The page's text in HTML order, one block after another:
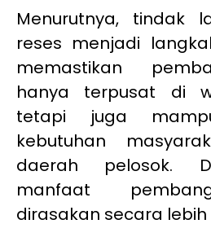
Menurutnya, tindak
reses menjadi
memastikan
hanya terpusat di
tetapi juga
kebutuhan
daerah pelosok.
manfaat
dirasakan secara